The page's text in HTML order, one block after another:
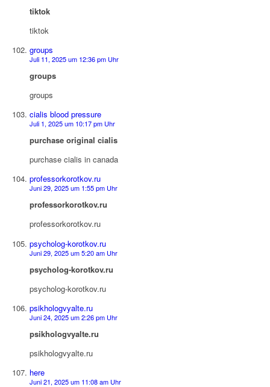
tiktok
tiktok
groups
Juli 11, 2025 um 12:36 pm Uhr
groups
groups
cialis blood pressure
Juli 1, 2025 um 10:17 pm Uhr
purchase original cialis
purchase cialis in canada
professorkorotkov.ru
Juni 29, 2025 um 1:55 pm Uhr
professorkorotkov.ru
professorkorotkov.ru
psycholog-korotkov.ru
Juni 29, 2025 um 5:20 am Uhr
psycholog-korotkov.ru
psycholog-korotkov.ru
psikhologvyalte.ru
Juni 24, 2025 um 2:26 pm Uhr
psikhologvyalte.ru
psikhologvyalte.ru
here
Juni 21, 2025 um 11:08 am Uhr